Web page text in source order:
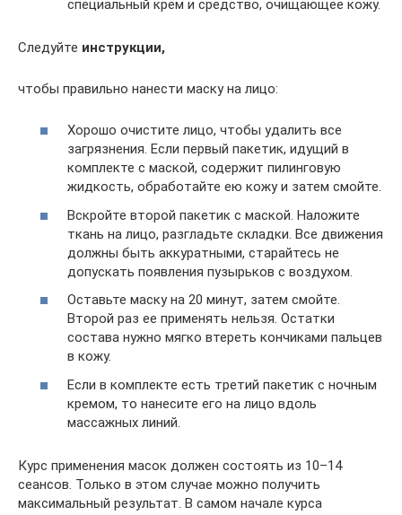
специальный крем и средство, очищающее кожу.
Следуйте инструкции,
чтобы правильно нанести маску на лицо:
Хорошо очистите лицо, чтобы удалить все
загрязнения. Если первый пакетик, идущий в
комплекте с маской, содержит пилинговую
жидкость, обработайте ею кожу и затем смойте.
Вскройте второй пакетик с маской. Наложите
ткань на лицо, разгладьте складки. Все движения
должны быть аккуратными, старайтесь не
допускать появления пузырьков с воздухом.
Оставьте маску на 20 минут, затем смойте.
Второй раз ее применять нельзя. Остатки
состава нужно мягко втереть кончиками пальцев
в кожу.
Если в комплекте есть третий пакетик с ночным
кремом, то нанесите его на лицо вдоль
массажных линий.
Курс применения масок должен состоять из 10–14
сеансов. Только в этом случае можно получить
максимальный результат. В самом начале курса